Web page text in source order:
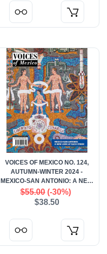
VOICES OF MEXICO NO. 124,
AUTUMN-WINTER 2024 -
MEXICO-SAN ANTONIO: A NEW
LOOK AT EACH OTHER
$55.00(-30%)
$38.50